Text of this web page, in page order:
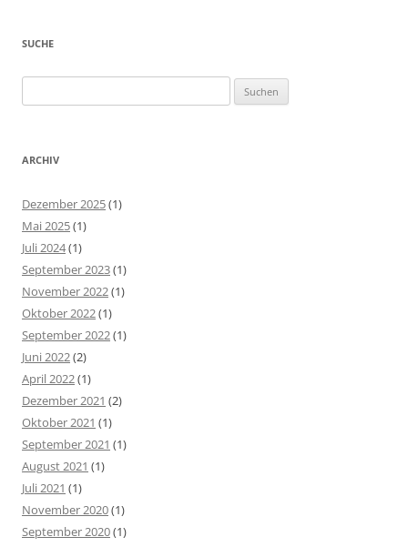
SUCHE
nach:
ARCHIV
Dezember 2025(1)
Mai 2025(1)
Juli 2024(1)
September 2023(1)
November 2022(1)
Oktober 2022(1)
September 2022(1)
Juni 2022(2)
April 2022(1)
Dezember 2021 (2)
Oktober 2021 (1)
September 2021 (1)
August 2021 (1)
Juli 2021 (1)
November 2020(1)
September 2020(1)